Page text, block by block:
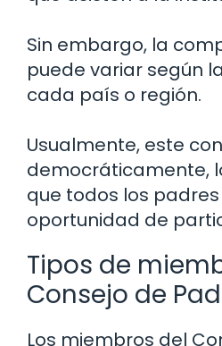
Sin embargo, la
puede variar según
cada país o región.
Usualmente, este
democráticamente,
que todos los
oportunidad de
Tipos de
Consejo de
Los miembros del